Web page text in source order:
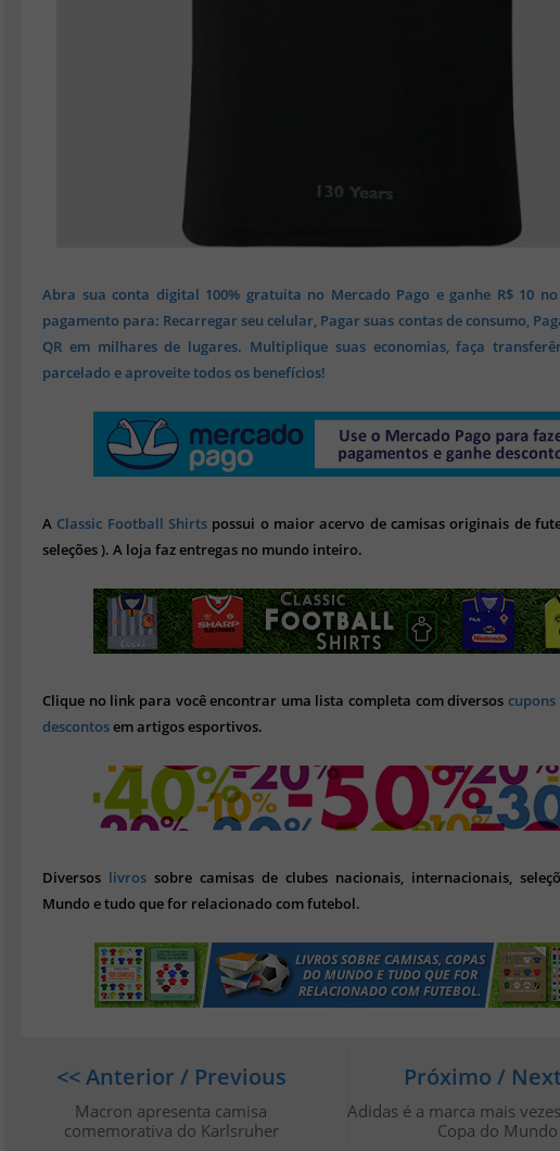
Abra sua conta digital 100% gratuita no Mercado Pago e ganhe R$ 10
pagamento para: Recarregar seu celular, Pagar suas contas de consumo,
QR em milhares de lugares. Multiplique suas economias, faça
parcelado e aproveite todos os benefícios!
A Classic Football Shirts possui o maior acervo de camisas originais de
seleções ). A loja faz entregas no mundo inteiro.
Clique no link para você encontrar uma lista completa com diversos
descontosem artigos esportivos.
Diversos livros sobre camisas de clubes nacionais, internacionais,
Mundo e tudo que for relacionado com futebol.
Próximo /
Adidas é a marca mais
Copa do Mundo
<< Anterior / Previous
Macron apresenta camisa
comemorativa do Karlsruher